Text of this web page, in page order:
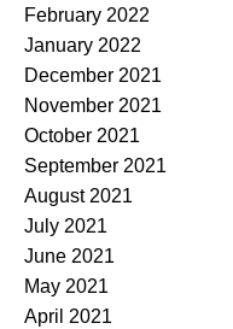
February 2022
January 2022
December 2021
November 2021
October 2021
September 2021
August 2021
July 2021
June 2021
May 2021
April 2021